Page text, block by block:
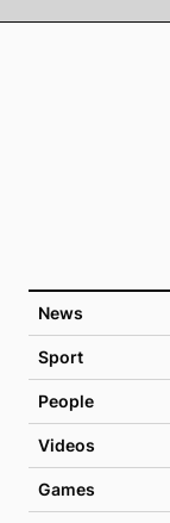
News
Sport
People
Videos
Games